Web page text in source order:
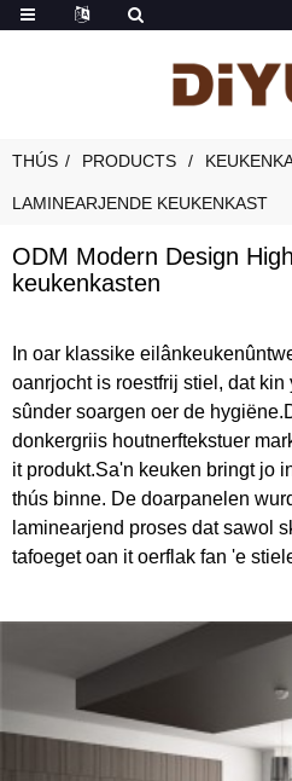
THÚS PRODUCTS
LAMINEARJENDE KEUKENKAST
ODM Modern Design
keukenkasten
In oar klassike
oanrjocht is roestfrij stiel, dat kin
sûnder soargen oer de
donkergriis houtnerftekstuer
it produkt.Sa'n keuken bringt jo
thús binne. De doarpanelen
laminearjend proses dat sawol
tafoeget oan it oerflak fan 'e